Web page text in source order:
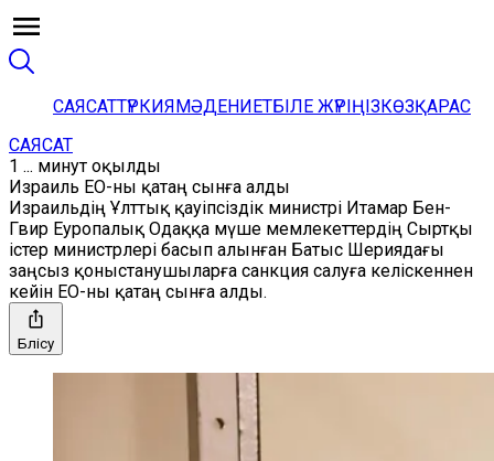
САЯСАТТҮРКИЯМӘДЕНИЕТБІЛЕ ЖҮРІҢІЗКӨЗҚАРАС
САЯСАТ
1 ... минут оқылды
Израиль ЕО-ны қатаң сынға алды
Израильдің Ұлттық қауіпсіздік министрі Итамар Бен-
Гвир Еуропалық Одаққа мүше мемлекеттердің Сыртқы
істер министрлері басып алынған Батыс Шериядағы
заңсыз қоныстанушыларға санкция салуға келіскеннен
кейін ЕО-ны қатаң сынға алды.
Бөлісу